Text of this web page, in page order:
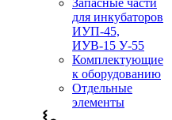
Запасные части
для инкубаторов
ИУП-45,
ИУВ-15 У-55
Комплектующие
к оборудованию
Отдельные
элементы